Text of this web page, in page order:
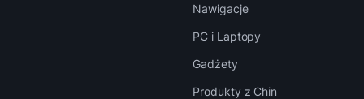
Nawigacje
PC i Laptopy
Gadżety
Produkty z Chin